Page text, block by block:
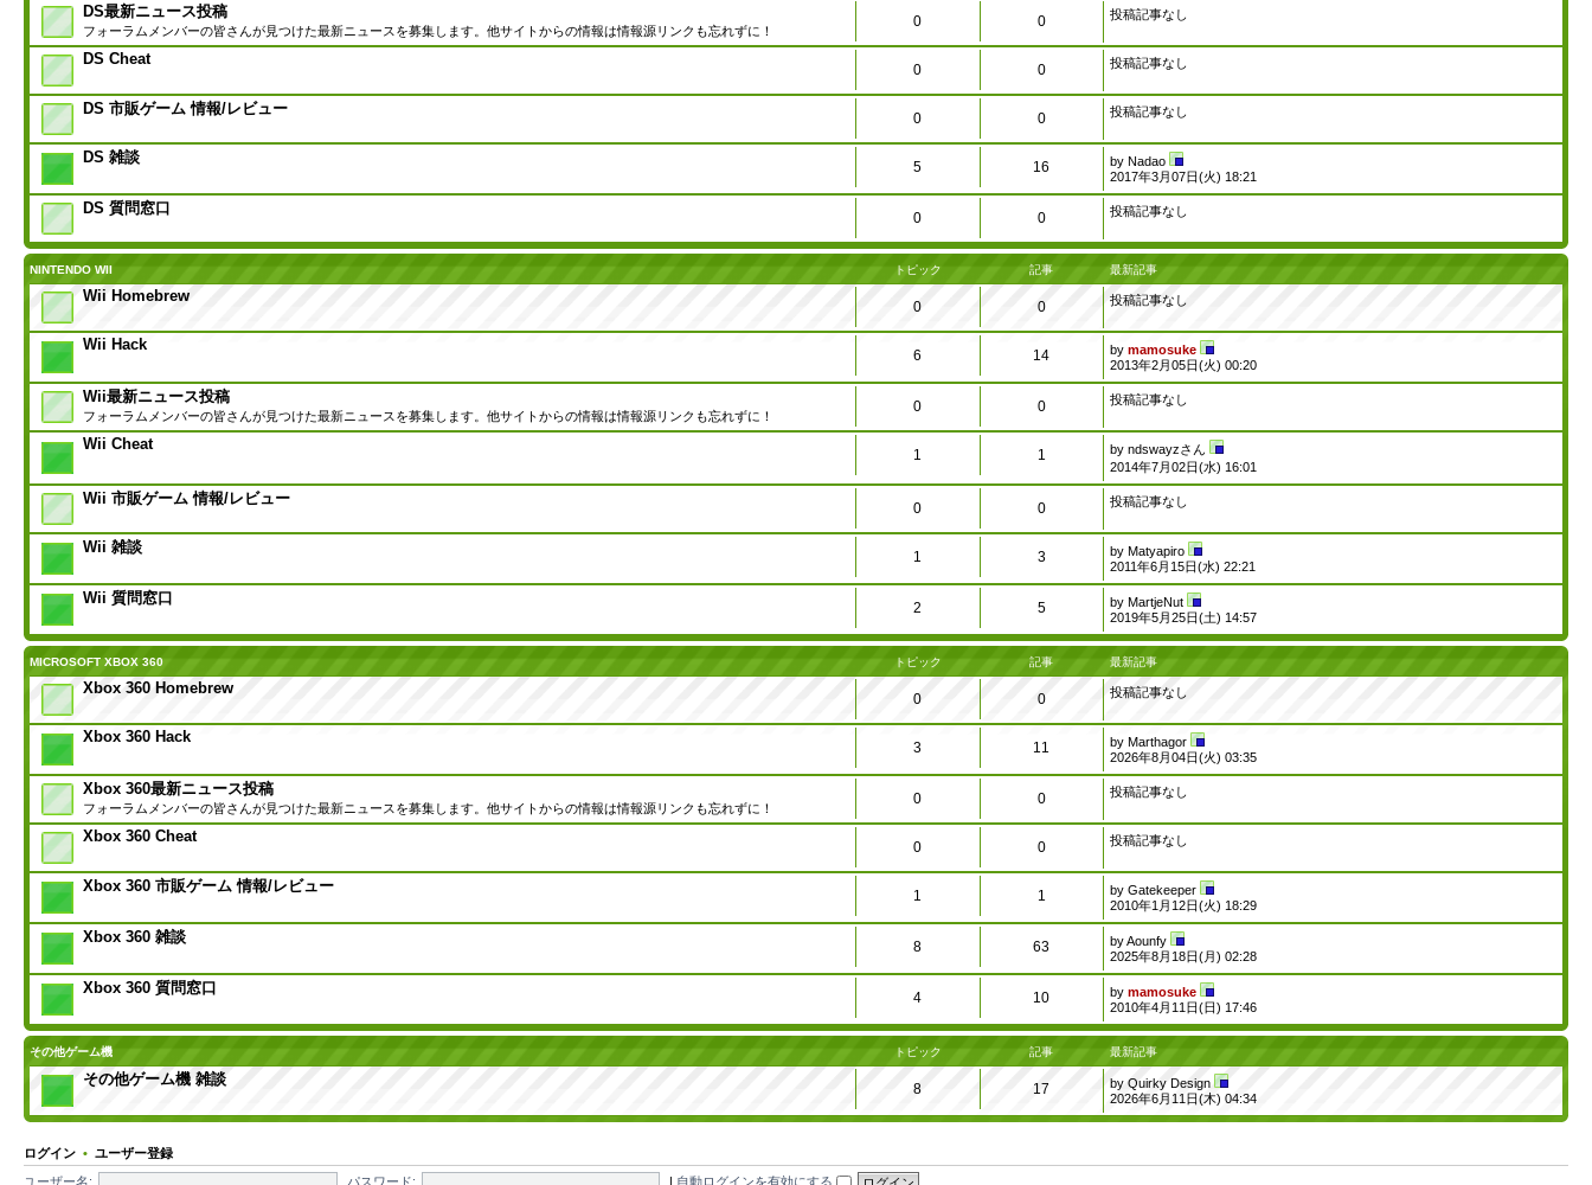
DS最新ニュース投稿
フォーラムメンバーの皆さんが見つけた最新ニュースを募集します。他サイトからの情報は情報源リンクも忘れずに！
0 0 投稿記事なし
DS Cheat
0 0 投稿記事なし
DS 市販ゲーム 情報/レビュー
0 0 投稿記事なし
DS 雑談
5 16 byNadao
2017年3月07日(火) 18:21
DS 質問窓口
0 0 投稿記事なし
NINTENDO WII トピック 記事 最新記事
Wii Homebrew
0 0 投稿記事なし
Wii Hack
6 14 bymamosuke
2013年2月05日(火) 00:20
Wii最新ニュース投稿
フォーラムメンバーの皆さんが見つけた最新ニュースを募集します。他サイトからの情報は情報源リンクも忘れずに！
0 0 投稿記事なし
Wii Cheat
1 1 byndswayzさん
2014年7月02日(水) 16:01
Wii 市販ゲーム 情報/レビュー
0 0 投稿記事なし
Wii 雑談
1 3 byMatyapiro
2011年6月15日(水) 22:21
Wii 質問窓口
2 5 byMartjeNut
2019年5月25日(土) 14:57
MICROSOFT XBOX 360 トピック 記事 最新記事
Xbox 360 Homebrew
0 0 投稿記事なし
Xbox 360 Hack
3 11 byMarthagor
2026年8月04日(火) 03:35
Xbox 360最新ニュース投稿
フォーラムメンバーの皆さんが見つけた最新ニュースを募集します。他サイトからの情報は情報源リンクも忘れずに！
0 0 投稿記事なし
Xbox 360 Cheat
0 0 投稿記事なし
Xbox 360 市販ゲーム 情報/レビュー
1 1 byGatekeeper
2010年1月12日(火) 18:29
Xbox 360 雑談
8 63 byAounfy
2025年8月18日(月) 02:28
Xbox 360 質問窓口
4 10 bymamosuke
2010年4月11日(日) 17:46
その他ゲーム機 トピック 記事 最新記事
その他ゲーム機 雑談
8 17 byQuirky Design
2026年6月11日(木) 04:34
ログイン • ユーザー登録
ユーザー名: パスワード: | 自動ログインを有効にする